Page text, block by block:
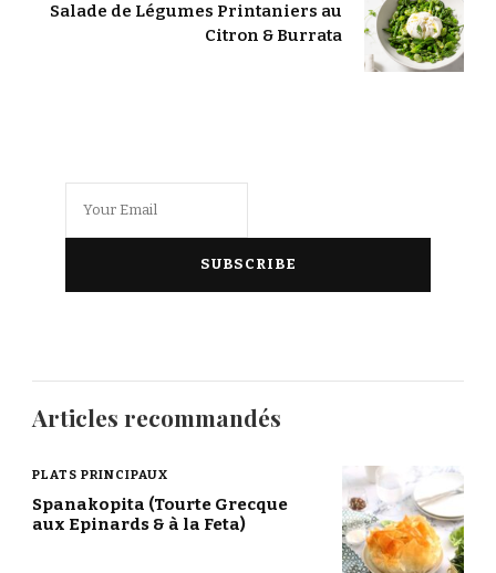
Salade de Légumes Printaniers au
Citron & Burrata
Articles recommandés
PLATS PRINCIPAUX
Spanakopita (Tourte Grecque
aux Epinards & à la Feta)